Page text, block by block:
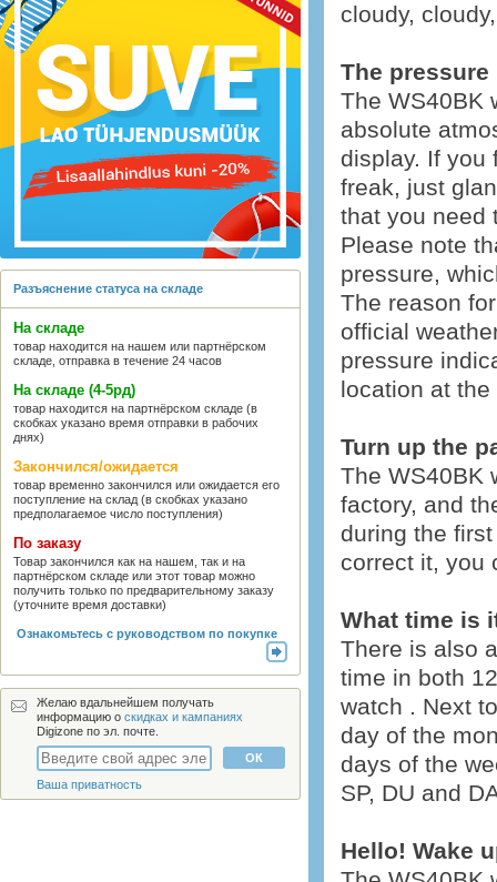
Разъяснение статуса на складе
На складе
товар находится на нашем или партнёрском
складе, отправка в течение 24 часов
На складе (4-5рд)
товар находится на партнёрском складе (в
скобках указано время отправки в рабочих
днях)
Закончился/ожидается
товар временно закончился или ожидается его
поступление на склад (в скобках указано
предполагаемое число поступления)
По заказу
Товар закончился как на нашем, так и на
партнёрском складе или этот товар можно
получить только по предварительному заказу
(уточните время доставки)
Ознакомьтесь с руководством по покупке
Желаю вдальнейшем получать
информацию о скидках и кампаниях
Digizone по эл. почте.
Ваша приватность
cloudy,
The
The WS40BK
absolute
display. If you
freak, just
that you need
Please note
pressure,
The reason
official
pressure
location at
Turn up the
The WS40BK
factory, and
during the
correct it, you
What time is
There is also
time in both
watch . Next
day of the
days of the
SP, DU and
Hello! Wake